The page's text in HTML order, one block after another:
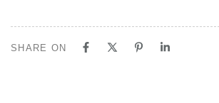
SHARE ON